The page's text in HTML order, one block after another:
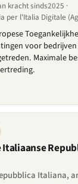
kracht sinds2025 ·
per l'Italia Digitale
voor bedrijven
Maximale
Italiana,